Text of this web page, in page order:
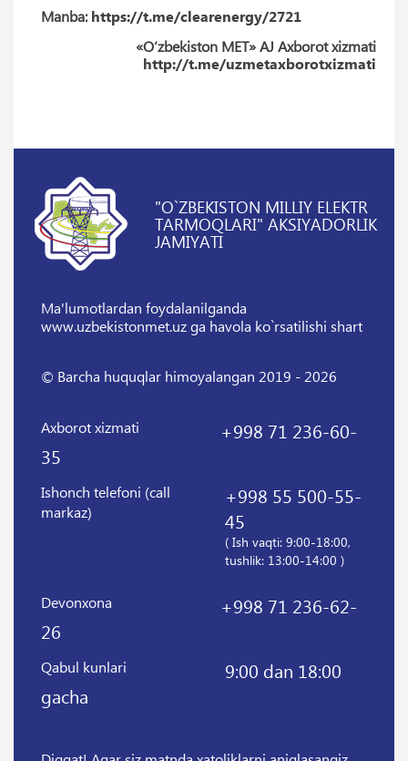
Manba: https://t.me/clearenergy/2721
«O‘zbekiston MET» AJ Axborot xizmati
http://t.me/uzmetaxborotxizmati
"O`ZBEKISTON MILLIY ELEKTR
TARMOQLARI" AKSIYADORLIK
JAMIYATI
Ma'lumotlardan foydalanilganda
www.uzbekistonmet.uz ga havola ko`rsatilishi shart
© Barcha huquqlar himoyalangan 2019 - 2026
Axborot xizmati
+998 71 236-60-
35
Ishonch telefoni (call
markaz)
+998 55 500-55-
45
( Ish vaqti: 9:00-18:00,
tushlik: 13:00-14:00 )
Devonxona
+998 71 236-62-
26
Qabul kunlari
9:00 dan 18:00
gacha